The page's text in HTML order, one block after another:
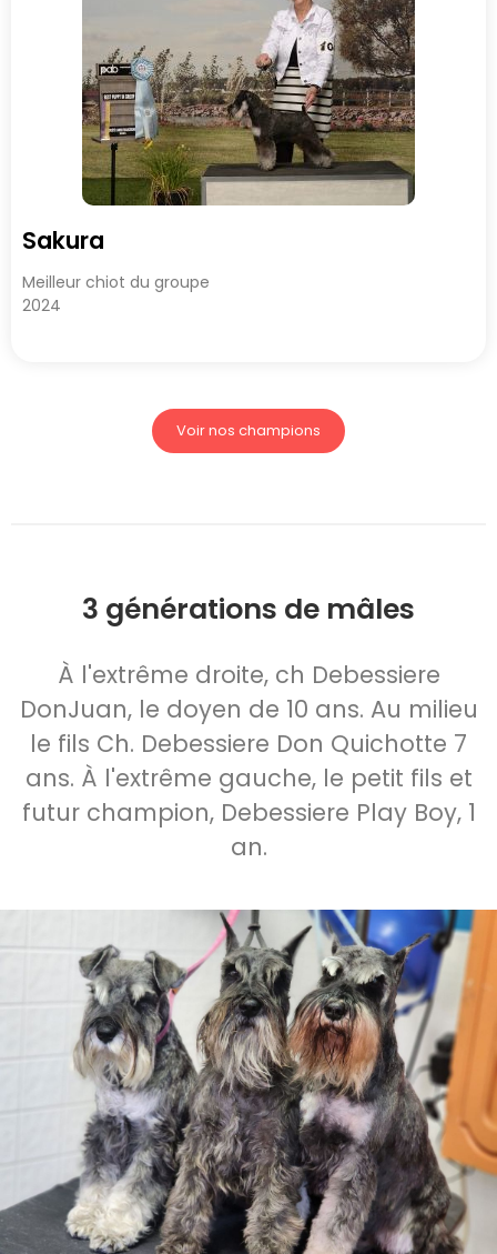
Sakura
Meilleur chiot du groupe
2024
Voir nos champions
3 générations de mâles
À l'extrême droite, ch Debessiere
DonJuan, le doyen de 10 ans. Au milieu
le fils Ch. Debessiere Don Quichotte 7
ans. À l'extrême gauche, le petit fils et
futur champion, Debessiere Play Boy, 1
an.